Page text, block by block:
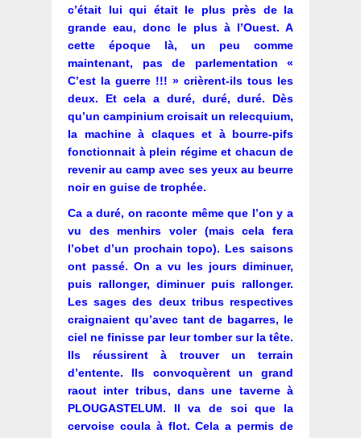
c’était lui qui était le plus près de la
grande eau, donc le plus à l’Ouest. A
cette époque là, un peu comme
maintenant, pas de parlementation «
C’est la guerre !!! » crièrent-ils tous les
deux. Et cela a duré, duré, duré. Dès
qu’un campinium croisait un relecquium,
la machine à claques et à bourre-pifs
fonctionnait à plein régime et chacun de
revenir au camp avec ses yeux au beurre
noir en guise de trophée.
Ca a duré, on raconte même que l’on y a
vu des menhirs voler (mais cela fera
l’obet d’un prochain topo). Les saisons
ont passé. On a vu les jours diminuer,
puis rallonger, diminuer puis rallonger.
Les sages des deux tribus respectives
craignaient qu’avec tant de bagarres, le
ciel ne finisse par leur tomber sur la tête.
Ils réussirent à trouver un terrain
d’entente. Ils convoquèrent un grand
raout inter tribus, dans une taverne à
PLOUGASTELUM. Il va de soi que la
cervoise coula à flot. Cela a permis de